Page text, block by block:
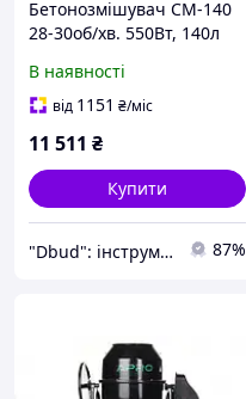
Бетонозмішувач СМ-140
28-30об/хв. 550Вт, 140л
В наявності
від 1151 ₴/міс
11 511 ₴
Купити
"Dbud": інструменти та побутова техніка для Вас! 87%